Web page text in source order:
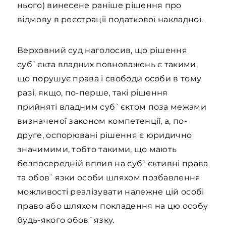
нього) винесене раніше рішення про
відмову в реєстрації податкової накладної.
Верховний суд наголосив, що рішення
суб`єкта владних повноважень є такими,
що порушує права і свободи особи в тому
разі, якщо, по-перше, такі рішення
прийняті владним суб`єктом поза межами
визначеної законом компетенції, а, по-
друге, оспорювані рішення є юридично
значимими, тобто такими, що мають
безпосередній вплив на суб`єктивні права
та обов`язки особи шляхом позбавлення
можливості реалізувати належне цій особі
право або шляхом покладення на цю особу
будь-якого обов`язку.